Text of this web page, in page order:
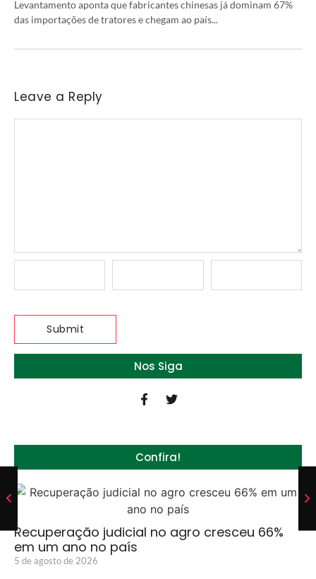
Levantamento aponta que fabricantes chinesas já dominam 67%
das importações de tratores e chegam ao país...
Leave a Reply
Nos Siga
Confira!
Recuperação judicial no agro cresceu 66%
em um ano no país
5 de agosto de 2026